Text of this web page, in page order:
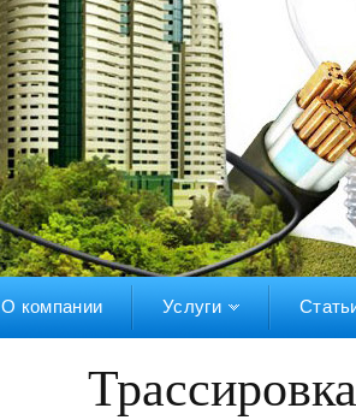
О компании Услуги